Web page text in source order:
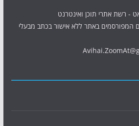
- רשת אתרי תוכן ואינטרנט
המפורסמים באתר ללא אישור בכתב מבעלי